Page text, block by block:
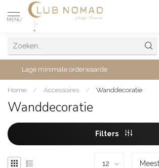
MENU
Lage minimale orderwaarde
Home / Accessoires / Wanddecoratie
Wanddecoratie
Filters